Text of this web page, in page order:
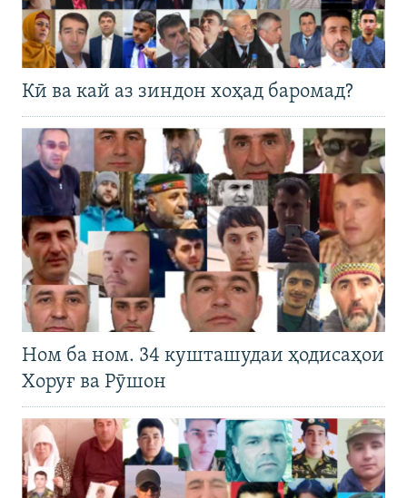
Кӣ ва кай аз зиндон хоҳад баромад?
Ном ба ном. 34 кушташудаи ҳодисаҳои
Хоруғ ва Рӯшон